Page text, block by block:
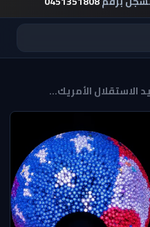
الاستقلال الأمريك...